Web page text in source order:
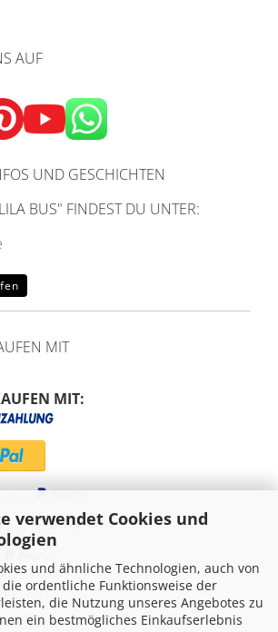
verwendet Cookies und
und ähnliche Technologien, auch von
ordentliche Funktionsweise der
die Nutzung unseres Angebotes zu
ein bestmögliches Einkaufserlebnis
AUF
UND GESCHICHTEN
BUS" FINDEST DU UNTER:
MIT
MIT:
via
MIT